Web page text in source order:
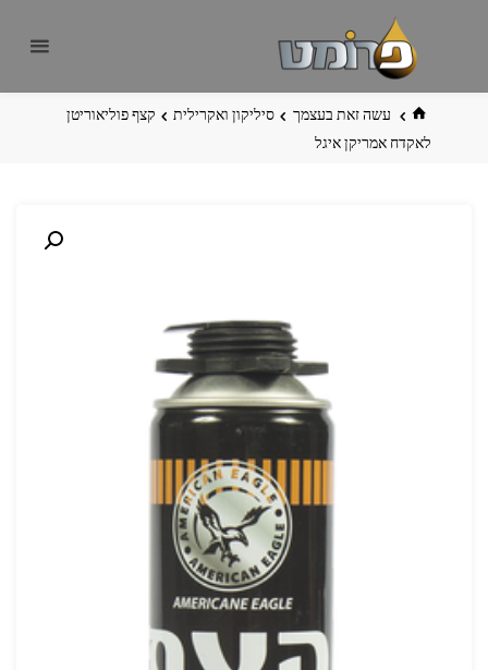
בית עשה זאת בעצמך סיליקון ואקרילית
קצף פוליאוריטן
לאקדח אמריקן איגל